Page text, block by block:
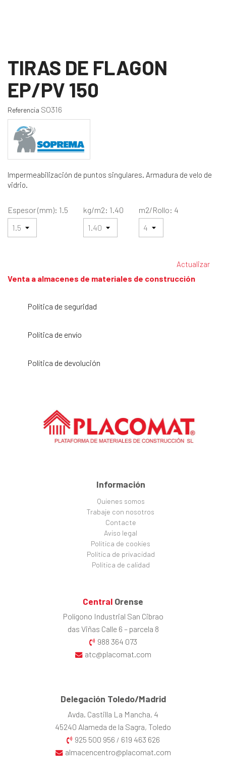
TIRAS DE FLAGON
EP/PV 150
Referencia SO316
Impermeabilización de puntos singulares. Armadura de velo de
vidrio.
Espesor (mm): 1.5 kg/m2: 1.40 m2/Rollo: 4
Venta a almacenes de materiales de construcción
Política de seguridad
Política de envío
Política de devolución
Información
Quienes somos
Trabaje con nosotros
Contacte
Aviso legal
Política de cookies
Política de privacidad
Política de calidad
Central Orense
Polígono Industrial San Cibrao
das Viñas Calle 6 – parcela 8
988 364 073
atc@placomat.com
Delegación Toledo/Madrid
Avda. Castilla La Mancha, 4
45240 Alameda de la Sagra, Toledo
925 500 956 / 619 463 626
almacencentro@placomat.com